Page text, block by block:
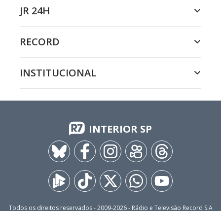
JR 24H
RECORD
INSTITUCIONAL
INTERIOR SP
Todos os direitos reservados - 2009-2026- Rádio e Televisão Record S.A